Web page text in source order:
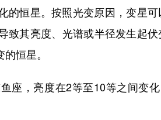
恒星。按照光变原因，变星可
致其亮度、光谱或半径发生起
恒星。
，亮度在2等至10等之间变化